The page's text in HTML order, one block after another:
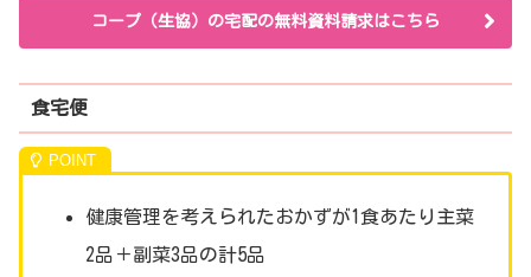
コープ（生協）の宅配の無料資料請求はこちら
食宅便
健康管理を考えられたおかずが1食あたり主菜
2品＋副菜3品の計5品